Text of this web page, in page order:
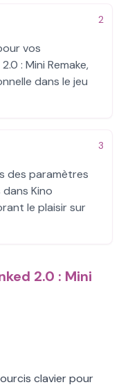
2
vos
: Mini Remake,
dans le jeu
3
des paramètres
Kino
le plaisir sur
2.0 : Mini
clavier pour